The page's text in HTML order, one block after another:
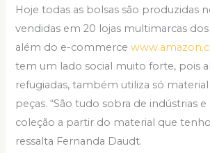
Hoje todas as bolsas são produzidas
vendidas em 20 lojas multimarcas
além do e-commerce
tem um lado social muito forte, pois
refugiadas, também utiliza só
peças. “São tudo sobra de indústrias
coleção a partir do material que
ressalta Fernanda Daudt.